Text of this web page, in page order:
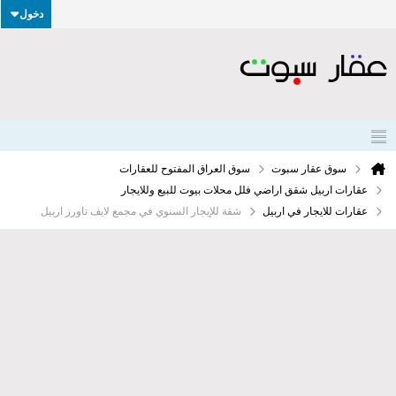
دخول
سوق عقار سبوت
سوق العراق المفتوح للعقارات
عقارات اربيل شقق اراضي فلل محلات بيوت للبيع وللايجار
عقارات للايجار في اربيل
شقة للإيجار السنوي في مجمع لايف تاورز اربيل